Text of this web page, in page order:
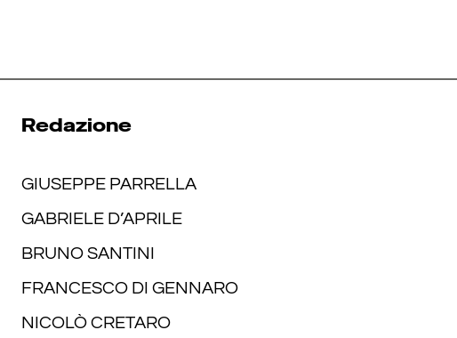
Redazione
GIUSEPPE PARRELLA
GABRIELE D’APRILE
BRUNO SANTINI
FRANCESCO DI GENNARO
NICOLÒ CRETARO